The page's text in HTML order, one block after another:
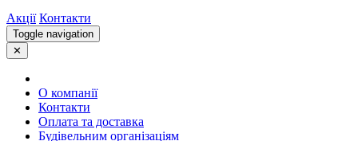
Акції Контакти
Toggle navigation
✕
О компанії
Контакти
Оплата та доставка
Будівельним організаціям